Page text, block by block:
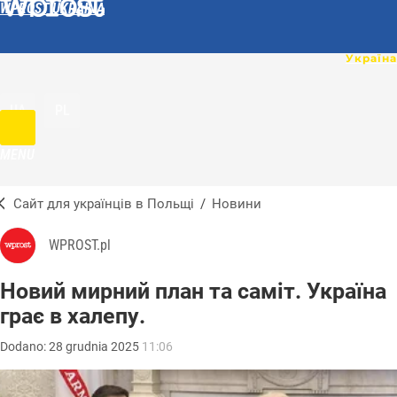
WPROST UKRAINA
UA
Сайт для українців в Польщі / Новини
WPROST.pl
Новий мирний план та саміт. Україна
грає в халепу.
Dodano:28 grudnia 2025 11:06